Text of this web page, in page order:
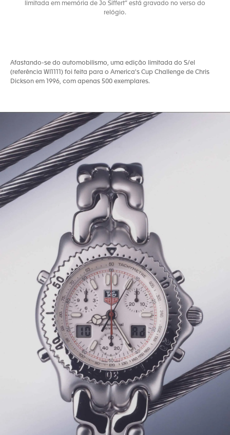
limitada em memória de Jo Siffert” está gravado no verso do
relógio.
Afastando-se do automobilismo, uma edição limitada do S/el
(referência WI1111) foi feita para o America's Cup Challenge de Chris
Dickson em 1996, com apenas 500 exemplares.